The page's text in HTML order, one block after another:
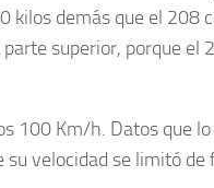
demás que el 208
superior, porque el
100 Km/h. Datos que
velocidad se limitó